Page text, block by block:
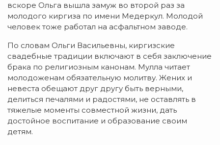
вскоре Ольга вышла замуж во второй раз за
молодого киргиза по имени Медеркул. Молодой
человек тоже работал на асфальтном заводе.
По словам Ольги Васильевны, киргизские
свадебные традиции включают в себя заключение
брака по религиозным канонам. Мулла читает
молодоженам обязательную молитву. Жених и
невеста обещают друг другу быть верными,
делиться печалями и радостями, не оставлять в
тяжелые моменты совместной жизни, дать
достойное воспитание и образование своим
детям.